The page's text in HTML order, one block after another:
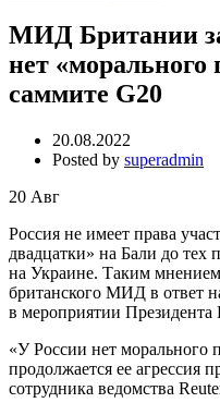
МИД Британии
нет «морального
саммите G20
20.08.2022
Posted by superadmin
20 Авг
Россия не имеет права
двадцатки» на Бали до тех
на Украине. Таким мнением
британского МИД в ответ
в мероприятии
«У России нет морального
продолжается ее агрессия
сотрудника ведомства